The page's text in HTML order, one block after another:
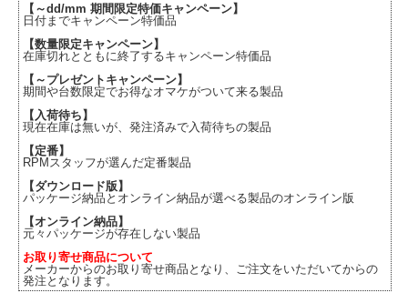
【～dd/mm 期間限定特価キャンペーン】
日付までキャンペーン特価品
【数量限定キャンペーン】
在庫切れとともに終了するキャンペーン特価品
【～プレゼントキャンペーン】
期間や台数限定でお得なオマケがついて来る製品
【入荷待ち】
現在在庫は無いが、発注済みで入荷待ちの製品
【定番】
RPMスタッフが選んだ定番製品
【ダウンロード版】
パッケージ納品とオンライン納品が選べる製品のオンライン版
【オンライン納品】
元々パッケージが存在しない製品
お取り寄せ商品について
メーカーからのお取り寄せ商品となり、ご注文をいただいてからの
発注となります。